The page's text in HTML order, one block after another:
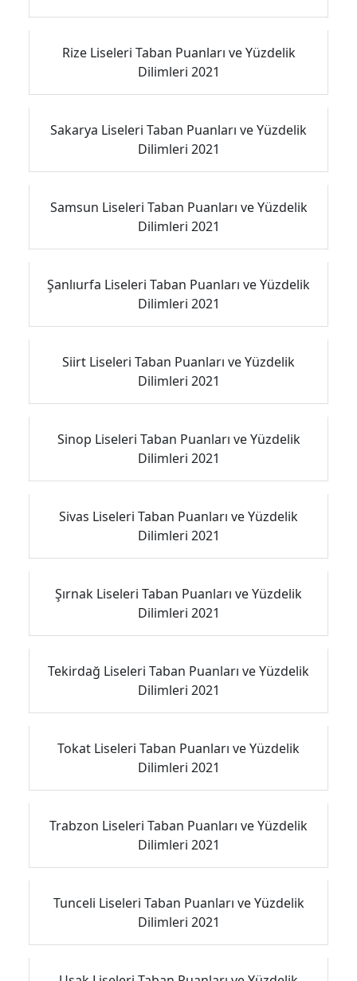
Rize Liseleri Taban Puanları ve Yüzdelik
Dilimleri 2021
Sakarya Liseleri Taban Puanları ve Yüzdelik
Dilimleri 2021
Samsun Liseleri Taban Puanları ve Yüzdelik
Dilimleri 2021
Şanlıurfa Liseleri Taban Puanları ve Yüzdelik
Dilimleri 2021
Siirt Liseleri Taban Puanları ve Yüzdelik
Dilimleri 2021
Sinop Liseleri Taban Puanları ve Yüzdelik
Dilimleri 2021
Sivas Liseleri Taban Puanları ve Yüzdelik
Dilimleri 2021
Şırnak Liseleri Taban Puanları ve Yüzdelik
Dilimleri 2021
Tekirdağ Liseleri Taban Puanları ve Yüzdelik
Dilimleri 2021
Tokat Liseleri Taban Puanları ve Yüzdelik
Dilimleri 2021
Trabzon Liseleri Taban Puanları ve Yüzdelik
Dilimleri 2021
Tunceli Liseleri Taban Puanları ve Yüzdelik
Dilimleri 2021